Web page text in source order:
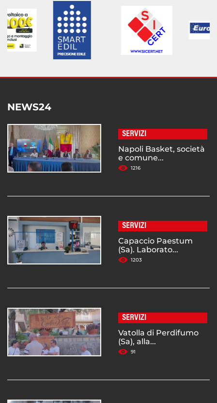
NEWS24
SERVIZI
Napoli Basket, società
e comune...
1216
SERVIZI
Capaccio Paestum
(Sa). Laborato...
1203
SERVIZI
Vatolla di Perdifumo
(Sa), alla...
91